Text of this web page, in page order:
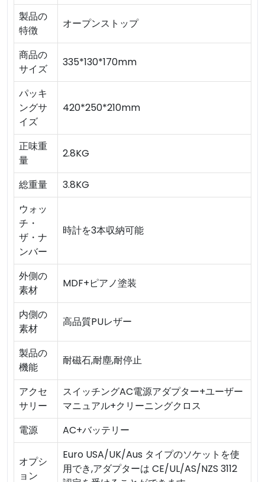
製品の
特徴
オープンストップ
商品の
サイズ
335*130*170mm
パッキ
ングサ
イズ
420*250*210mm
正味重
量
2.8KG
総重量
3.8KG
ウォッ
チ・
ザ・ナ
ンバー
時計を3本収納可能
外側の
素材
MDF+ピアノ塗装
内側の
素材
高品質PUレザー
製品の
機能
耐磁石,耐塵,耐停止
アクセ
サリー
スイッチングAC電源アダプター+ユーザー
マニュアル+クリーニングクロス
電源
AC+バッテリー
オプシ
ョン
Euro USA/UK/Aus タイプのソケットを使
用でき,アダプターは CE/UL/AS/NZS 3112